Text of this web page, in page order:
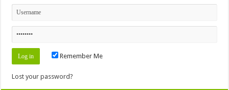
Remember Me
Lost your password?